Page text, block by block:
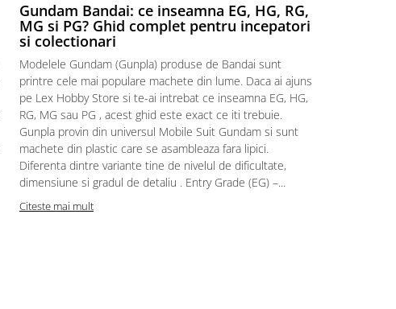
Gundam Bandai: ce inseamna EG, HG, RG,
MG si PG? Ghid complet pentru incepatori
si colectionari
Modelele Gundam (Gunpla) produse de Bandai sunt
printre cele mai populare machete din lume. Daca ai ajuns
pe Lex Hobby Store si te-ai intrebat ce inseamna EG, HG,
RG, MG sau PG , acest ghid este exact ce iti trebuie.
Gunpla provin din universul Mobile Suit Gundam si sunt
machete din plastic care se asambleaza fara lipici.
Diferenta dintre variante tine de nivelul de dificultate,
dimensiune si gradul de detaliu . Entry Grade (EG) –...
Citeste mai mult